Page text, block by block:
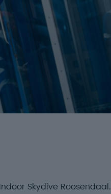
Skydive Roosendaal.